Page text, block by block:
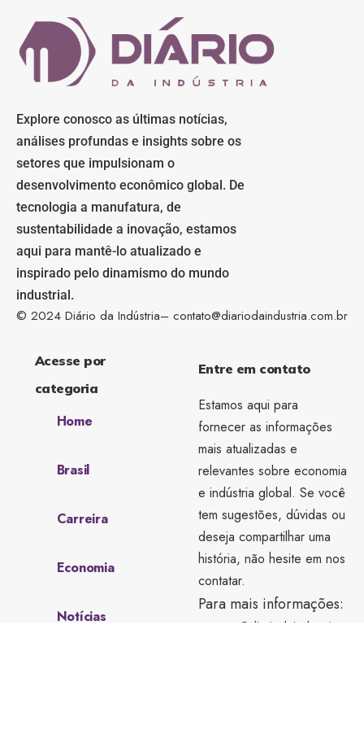
Explore conosco as últimas notícias,
análises profundas e insights sobre os
setores que impulsionam o
desenvolvimento econômico global. De
tecnologia a manufatura, de
sustentabilidade a inovação, estamos
aqui para mantê-lo atualizado e
inspirado pelo dinamismo do mundo
industrial.
© 2024 Diário da Indústria– contato@diariodaindustria.com.br
Acesse por
categoria
Home
Brasil
Carreira
Economia
Notícias
Entre em contato
Estamos aqui para
fornecer as informações
mais atualizadas e
relevantes sobre economia
e indústria global. Se você
tem sugestões, dúvidas ou
deseja compartilhar uma
história, não hesite em nos
contatar.
Para mais informações:
contato@diariodaindustria.